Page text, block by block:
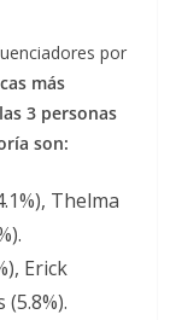
por
más
3 personas
son:
Thelma
Erick